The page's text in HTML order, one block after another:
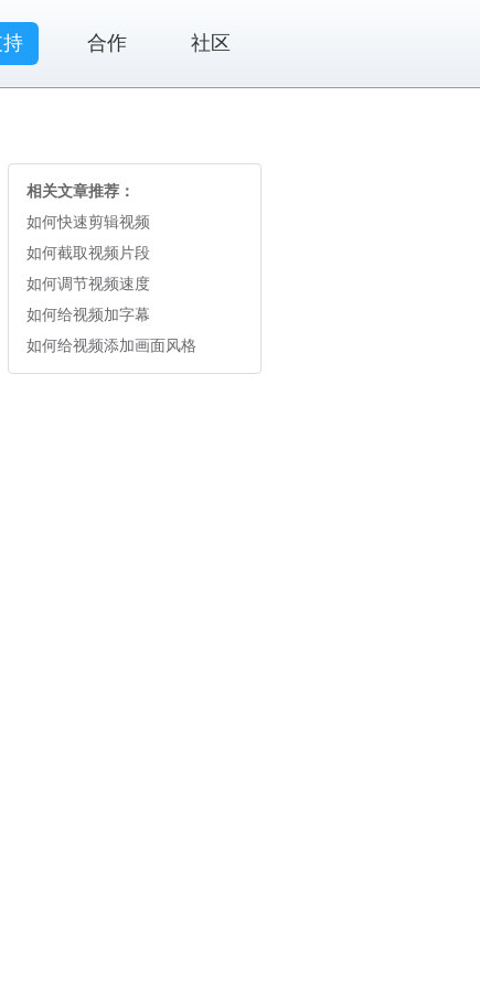
合作 社区
相关文章推荐：
如何快速剪辑视频
如何截取视频片段
如何调节视频速度
如何给视频加字幕
如何给视频添加画面风格